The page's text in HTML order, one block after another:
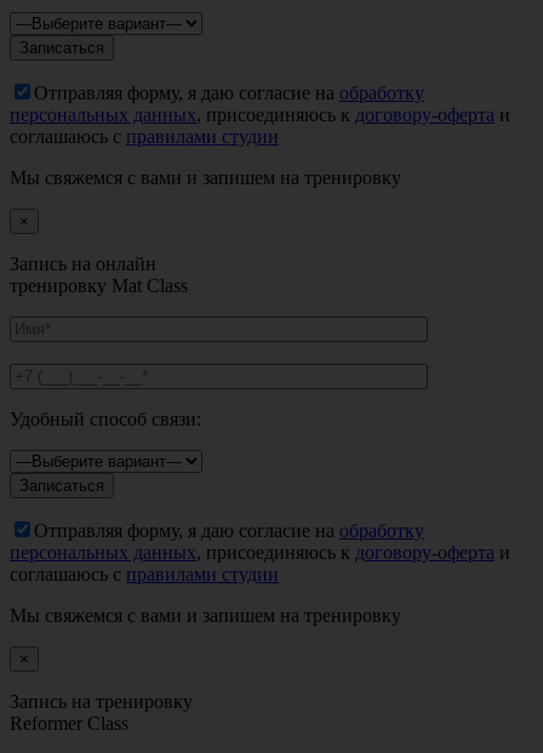
Отправляя форму, я даю согласие на обработку
персональных данных, присоединяюсь к договору-оферта и
соглашаюсь с правилами студии
Мы свяжемся с вами и запишем на тренировку
×
Запись на онлайн
тренировку Mat Class
Удобный способ связи:
Отправляя форму, я даю согласие на обработку
персональных данных, присоединяюсь к договору-оферта и
соглашаюсь с правилами студии
Мы свяжемся с вами и запишем на тренировку
×
Запись на тренировку
Reformer Class